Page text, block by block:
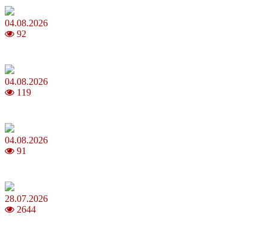
04.08.2026
92
04.08.2026
119
04.08.2026
91
28.07.2026
2644